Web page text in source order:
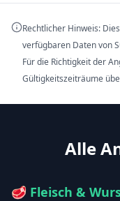
Rechtlicher Hinweis:
verfügbaren Daten von
Für die Richtigkeit der
Gültigkeitszeiträume
Alle
🥩 Fleisch &